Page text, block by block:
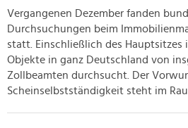
Partner führen diese
weiteren Daten zusammen, die
haben oder die sie im Rahmen
gesammelt haben.
Vergangenen Dezember fanden
Durchsuchungen beim
statt. Einschließlich des Hauptsitzes
Objekte in ganz Deutschland von
Zollbeamten durchsucht. Der
Scheinselbstständigkeit steht im